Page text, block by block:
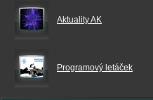
Aktuality AK
Programový letáček